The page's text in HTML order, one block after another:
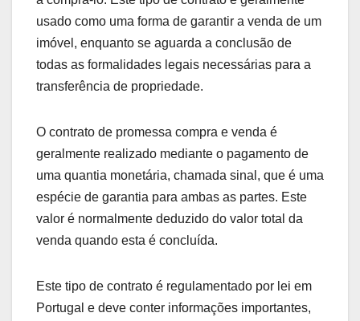
usado como uma forma de garantir a venda de um
imóvel, enquanto se aguarda a conclusão de
todas as formalidades legais necessárias para a
transferência de propriedade.
O contrato de promessa compra e venda é
geralmente realizado mediante o pagamento de
uma quantia monetária, chamada sinal, que é uma
espécie de garantia para ambas as partes. Este
valor é normalmente deduzido do valor total da
venda quando esta é concluída.
Este tipo de contrato é regulamentado por lei em
Portugal e deve conter informações importantes,